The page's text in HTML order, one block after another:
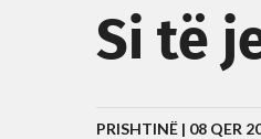
Si të
PRISHTINË | 08 QER